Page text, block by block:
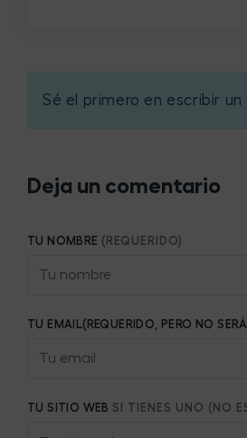
Sé el primero en escribir
Deja un comentario
TU NOMBRE (REQUERIDO)
TU EMAIL(REQUERIDO, PERO NO
TU SITIO WEB SI TIENES UNO (NO